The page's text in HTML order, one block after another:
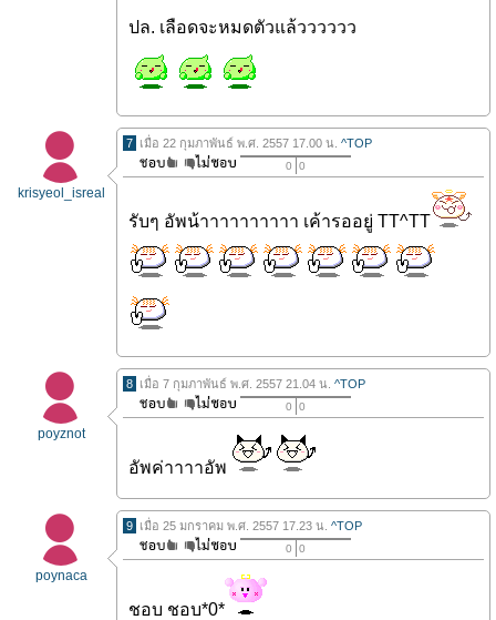
ปล. เลือดจะหมดตัวแล้วววววว
krisyeol_isreal
7 เมื่อ 22 กุมภาพันธ์ พ.ศ. 2557 17.00 น. ^TOP
0 0
รับๆ อัพน้าาาาาาาาาา เค้ารออยู่ TT^TT
poyznot
8 เมื่อ 7 กุมภาพันธ์ พ.ศ. 2557 21.04 น. ^TOP
0 0
อัพค่าาาาอัพ
poynaca
9 เมื่อ 25 มกราคม พ.ศ. 2557 17.23 น. ^TOP
0 0
ชอบ ชอบ*0*